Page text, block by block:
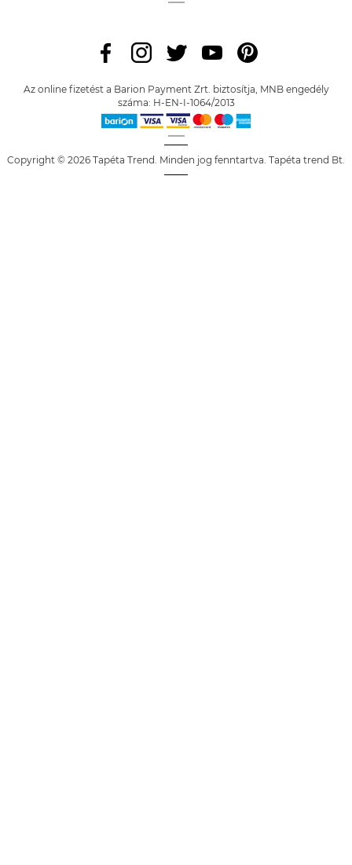
Az online fizetést a Barion Payment Zrt. biztosítja, MNB engedély
száma: H-EN-I-1064/2013
Copyright © 2026 Tapéta Trend. Minden jog fenntartva. Tapéta trend Bt.